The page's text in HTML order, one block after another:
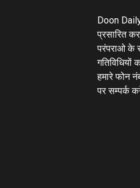
Doon
प्रसारित
परंपराओ के
हमारे फोन
पर सम्पर्क